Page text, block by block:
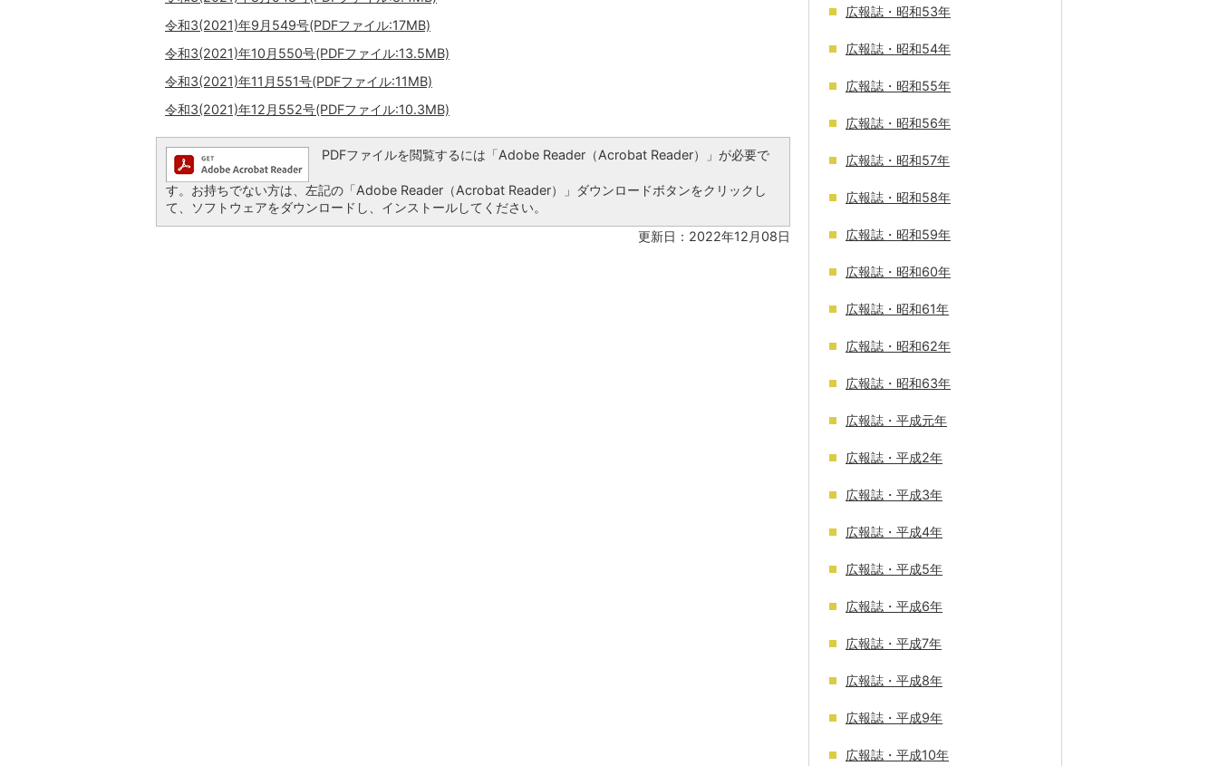
令和3(2021)年9月549号(PDFファイル:17MB)
令和3(2021)年10月550号(PDFファイル:13.5MB)
令和3(2021)年11月551号(PDFファイル:11MB)
令和3(2021)年12月552号(PDFファイル:10.3MB)
PDFファイルを閲覧するには「Adobe Reader（Acrobat Reader）」が必要で
す。お持ちでない方は、左記の「Adobe Reader（Acrobat Reader）」ダウンロードボタンをクリックし
て、ソフトウェアをダウンロードし、インストールしてください。
更新日：2022年12月08日
広報誌・昭和53年
広報誌・昭和54年
広報誌・昭和55年
広報誌・昭和56年
広報誌・昭和57年
広報誌・昭和58年
広報誌・昭和59年
広報誌・昭和60年
広報誌・昭和61年
広報誌・昭和62年
広報誌・昭和63年
広報誌・平成元年
広報誌・平成2年
広報誌・平成3年
広報誌・平成4年
広報誌・平成5年
広報誌・平成6年
広報誌・平成7年
広報誌・平成8年
広報誌・平成9年
広報誌・平成10年